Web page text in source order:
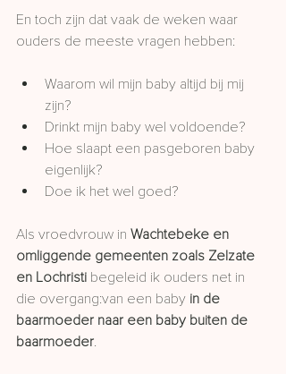
En toch zijn dat vaak de weken waar
ouders de meeste vragen hebben:
Waarom wil mijn baby altijd bij mij
zijn?
Drinkt mijn baby wel voldoende?
Hoe slaapt een pasgeboren baby
eigenlijk?
Doe ik het wel goed?
Als vroedvrouw in Wachtebeke en
omliggende gemeenten zoals Zelzate
en Lochristi begeleid ik ouders net in
die overgang:van een baby in de
baarmoeder naar een baby buiten de
baarmoeder.